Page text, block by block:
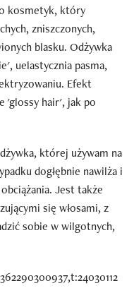
kosmetyk, który
zniszczonych,
blasku. Odżywka
uelastycznia pasma,
Efekt
'glossy hair', jak po
której używam na
dogłębnie nawilża i
Jest także
się włosami, z
sobie w wilgotnych,